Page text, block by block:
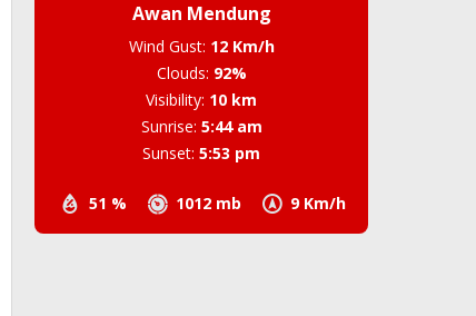
Awan Mendung
51 % 1012 mb 9 Km/h
Wind Gust: 12 Km/h
Clouds: 92%
Visibility: 10 km
Sunrise: 5:44 am
Sunset: 5:53 pm